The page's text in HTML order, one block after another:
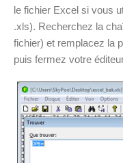
le fichier Excel si vous
.xls). Recherchez la
fichier) et remplacez la
puis fermez votre